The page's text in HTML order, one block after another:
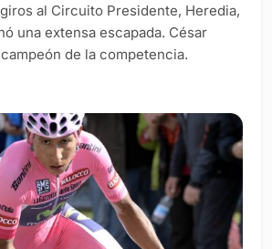
al Circuito Presidente, Heredia,
una extensa escapada. César
de la competencia.